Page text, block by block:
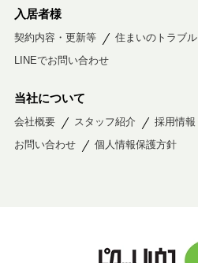
入居者様
契約内容・更新等 住まいのトラブル
LINEでお問い合わせ
当社について
会社概要 スタッフ紹介 採用情報
お問い合わせ
個人情報保護方針